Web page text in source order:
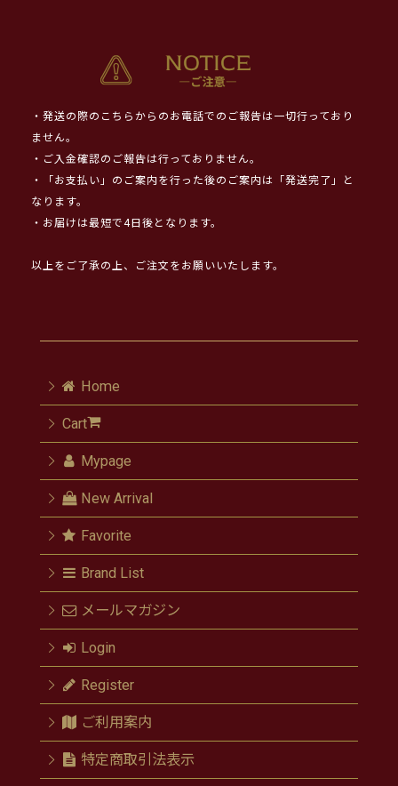
・発送の際のこちらからのお電話でのご報告は一切行っており
ません。
・ご入金確認のご報告は行っておりません。
・「お支払い」のご案内を行った後のご案内は「発送完了」と
なります。
・お届けは最短で4日後となります。
以上をご了承の上、ご注文をお願いいたします。
Home
Cart
Mypage
New Arrival
Favorite
Brand List
メールマガジン
Login
Register
ご利用案内
特定商取引法表示